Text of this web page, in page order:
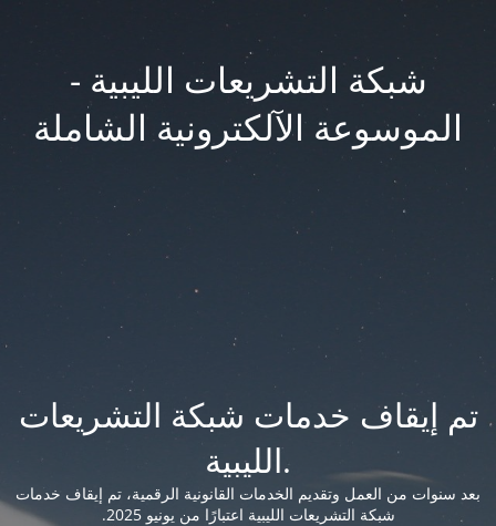
شبكة التشريعات الليبية -
الموسوعة الآلكترونية الشاملة
تم إيقاف خدمات شبكة التشريعات
الليبية.
بعد سنوات من العمل وتقديم الخدمات القانونية الرقمية، تم إيقاف خدمات
شبكة التشريعات الليبية اعتبارًا من يونيو 2025.